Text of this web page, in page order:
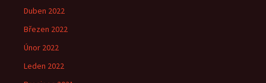
Duben 2022
Březen 2022
Únor 2022
Leden 2022